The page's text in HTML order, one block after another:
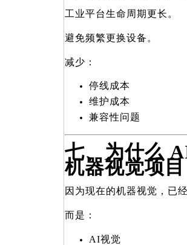
工业平台生命周期更长。
避免频繁更换设备。
减少：
停线成本
维护成本
兼容性问题
七、为什么
机器视觉项目
因为现在的机器视觉，已
而是：
AI视觉